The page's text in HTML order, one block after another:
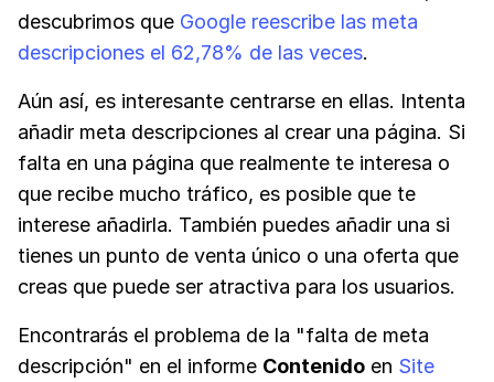
descubrimos que Google reescribe las meta
descripciones el 62,78% de las veces.
Aún así, es interesante centrarse en ellas. Intenta
añadir meta descripciones al crear una página. Si
falta en una página que realmente te interesa o
que recibe mucho tráfico, es posible que te
interese añadirla. También puedes añadir una si
tienes un punto de venta único o una oferta que
creas que puede ser atractiva para los usuarios.
Encontrarás el problema de la "falta de meta
descripción" en el informe Contenido en Site